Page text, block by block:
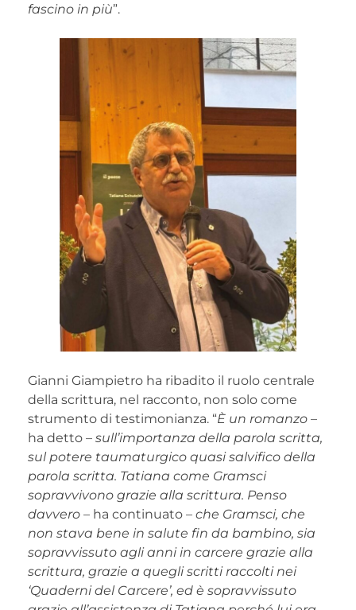
fascino in più”.
Gianni Giampietro ha ribadito il ruolo centrale
della scrittura, nel racconto, non solo come
strumento di testimonianza. “È un romanzo –
ha detto – sull’importanza della parola scritta,
sul potere taumaturgico quasi salvifico della
parola scritta. Tatiana come Gramsci
sopravvivono grazie alla scrittura. Penso
davvero – ha continuato – che Gramsci, che
non stava bene in salute fin da bambino, sia
sopravvissuto agli anni in carcere grazie alla
scrittura, grazie a quegli scritti raccolti nei
‘Quaderni del Carcere’, ed è sopravvissuto